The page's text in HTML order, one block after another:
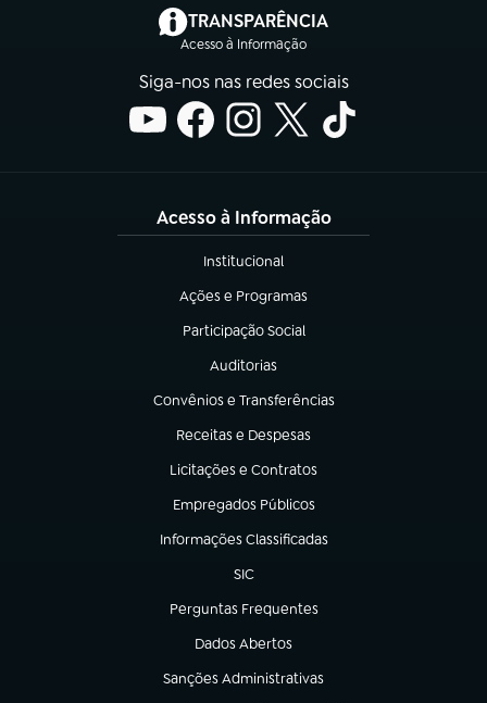
TRANSPARÊNCIA
Acesso à Informação
(abre em nova aba)
Siga-nos nas redes sociais
Acesso à Informação
Institucional
(abre em nova aba)
Ações e Programas
(abre em nova aba)
Participação Social
(abre em nova aba)
Auditorias
(abre em nova aba)
Convênios e Transferências
(abre em nova aba)
Receitas e Despesas
(abre em nova aba)
Licitações e Contratos
(abre em nova aba)
Empregados Públicos
(abre em nova aba)
Informações Classificadas
(abre em nova aba)
SIC
(abre em nova aba)
Perguntas Frequentes
(abre em nova aba)
Dados Abertos
(abre em nova aba)
Sanções Administrativas
(abre em nova aba)